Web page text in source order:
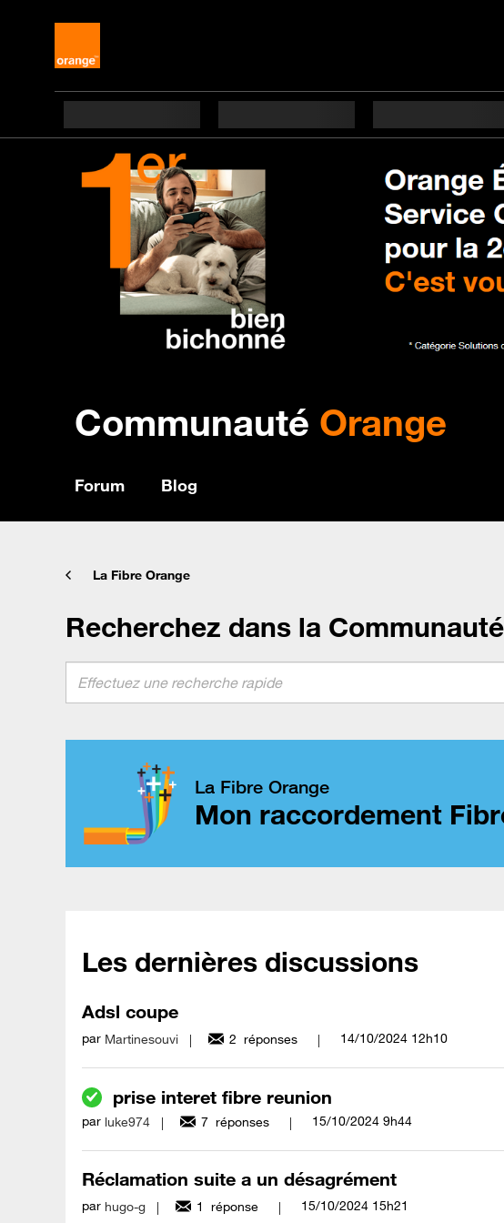
Communauté Orange
Forum Blog
La Fibre Orange
Recherchez dans la Communauté
La Fibre Orange
Mon raccordement
Les dernières discussions
Adsl coupe
par Martinesouvi 2 réponses ‎14/10/2024 12h10
prise interet fibre reunion
par luke974 7 réponses ‎15/10/2024 9h44
Réclamation suite a un désagrément
par hugo-g 1 réponse ‎15/10/2024 15h21